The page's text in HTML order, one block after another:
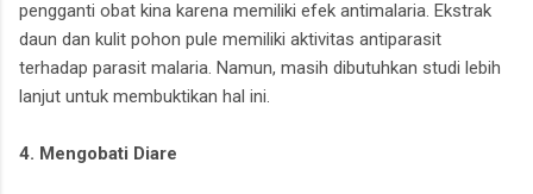
pengganti obat kina karena memiliki efek antimalaria. Ekstrak
daun dan kulit pohon pule memiliki aktivitas antiparasit
terhadap parasit malaria. Namun, masih dibutuhkan studi lebih
lanjut untuk membuktikan hal ini.
4. Mengobati Diare